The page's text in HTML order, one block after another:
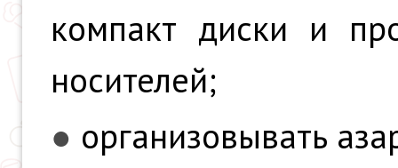
компакт диски и
носителей;
● организовывать